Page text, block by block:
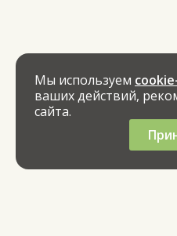
Мы используем
ваших действий,
сайта.